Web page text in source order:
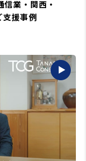
業・関西・
援事例